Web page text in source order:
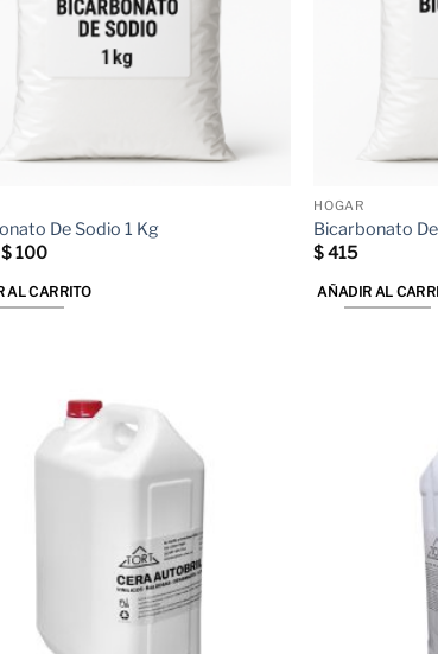
De Sodio 1 Kg
El
original
era:
$100El
actual
es:
AL CARRITO
HOGAR
Bicarbonato
$415
AÑADIR AL